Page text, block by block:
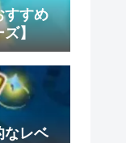
すすめ
】
なレベ